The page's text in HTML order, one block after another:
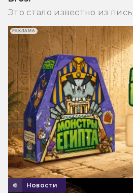
Это стало известно из
Новости
РЕКЛАМА